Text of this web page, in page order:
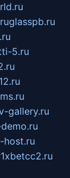
glasspb.ru
5.ru
gallery.ru
host.ru